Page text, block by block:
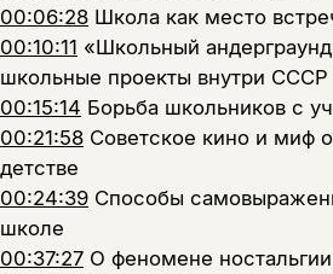
00:06:28 Школа как место
00:10:11 «Школьный
школьные проекты внутри СССР
00:15:14 Борьба школьников с
00:21:58 Советское кино и миф
детстве
00:24:39 Способы
школе
00:37:27 О феномене